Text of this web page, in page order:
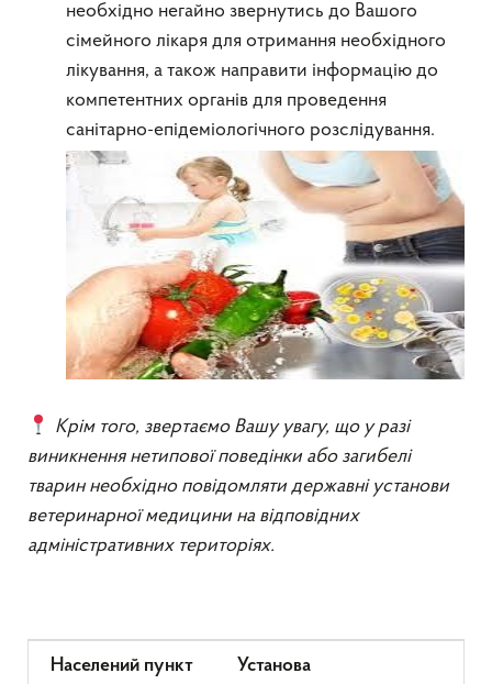
необхідно негайно звернутись до Вашого
сімейного лікаря для отримання необхідного
лікування, а також направити інформацію до
компетентних органів для проведення
санітарно-епідеміологічного розслідування.
Крім того, звертаємо Вашу увагу, що у разі
виникнення нетипової поведінки або загибелі
тварин необхідно повідомляти державні установи
ветеринарної медицини на відповідних
адміністративних територіях.
Населений пункт Установа